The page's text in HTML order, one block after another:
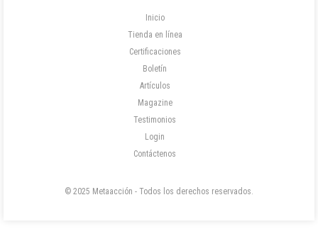
Inicio
Tienda en línea
Certificaciones
Boletín
Artículos
Magazine
Testimonios
Login
Contáctenos
© 2025 Metaacción - Todos los derechos reservados.